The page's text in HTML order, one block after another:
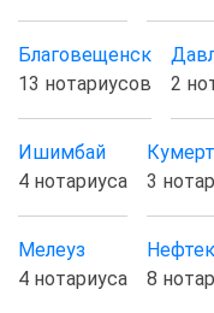
Благовещенск
13 нотариусов
2
Ишимбай
4 нотариуса
3
Мелеуз
4 нотариуса
8